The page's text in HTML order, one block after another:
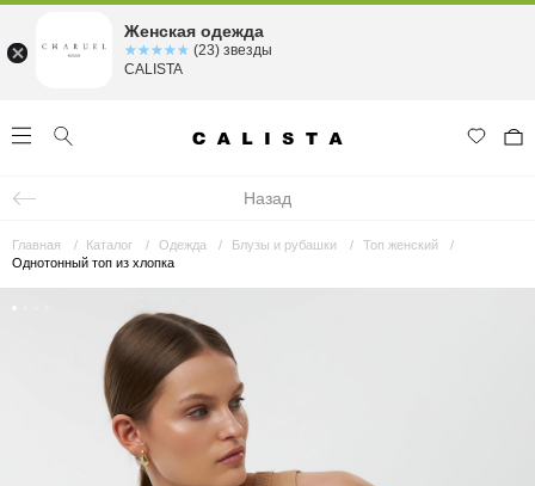
Назад
Главная Каталог Одежда Блузы и рубашки
Топ женский
Однотонный топ из хлопка
Женская одежда
☆☆☆☆☆
★★★★★ (23) звезды
CALISTA